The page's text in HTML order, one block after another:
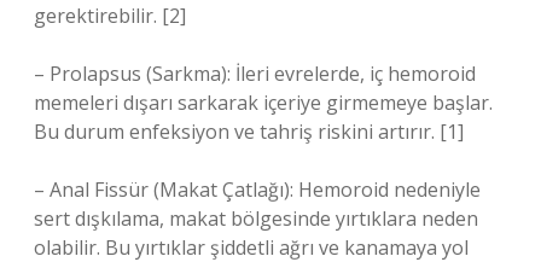
gerektirebilir. [2]
– Prolapsus (Sarkma): İleri evrelerde, iç hemoroid
memeleri dışarı sarkarak içeriye girmemeye başlar.
Bu durum enfeksiyon ve tahriş riskini artırır. [1]
– Anal Fissür (Makat Çatlağı): Hemoroid nedeniyle
sert dışkılama, makat bölgesinde yırtıklara neden
olabilir. Bu yırtıklar şiddetli ağrı ve kanamaya yol